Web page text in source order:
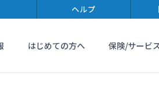
ヘルプ
はじめての方へ 保険/サービス